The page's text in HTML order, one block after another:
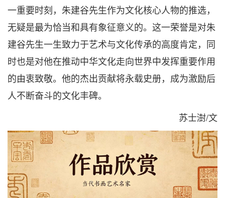
一重要时刻，朱建谷先生作为文化核心人物的推选，
无疑是最为恰当和具有象征意义的。这一荣誉是对朱
建谷先生一生致力于艺术与文化传承的高度肯定，同
时也是对他在推动中华文化走向世界中发挥重要作用
的由衷致敬。他的杰出贡献将永载史册，成为激励后
人不断奋斗的文化丰碑。
苏士澍/文